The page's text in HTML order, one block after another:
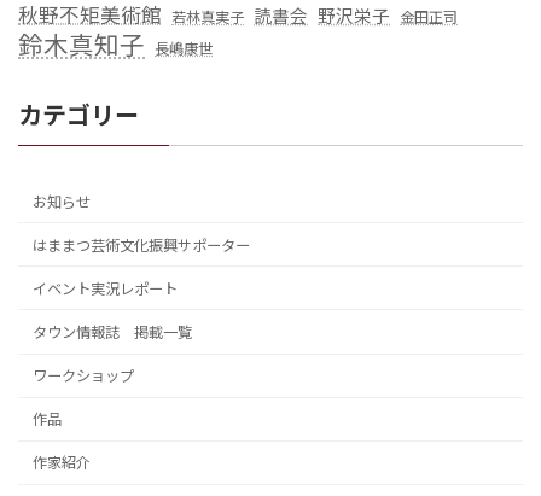
秋野不矩美術館 若林真実子 読書会 野沢栄子 金田正司
鈴木真知子 長嶋康世
カテゴリー
お知らせ
はままつ芸術文化振興サポーター
イベント実況レポート
タウン情報誌 掲載一覧
ワークショップ
作品
作家紹介